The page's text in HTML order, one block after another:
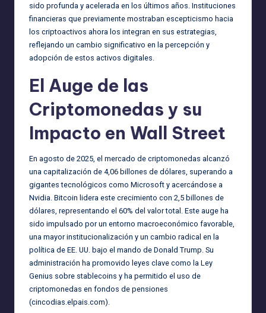
sido profunda y acelerada en los últimos años. Instituciones
financieras que previamente mostraban escepticismo hacia
los criptoactivos ahora los integran en sus estrategias,
reflejando un cambio significativo en la percepción y
adopción de estos activos digitales.
El Auge de las
Criptomonedas y su
Impacto en Wall Street
En agosto de 2025, el mercado de criptomonedas alcanzó
una capitalización de 4,06 billones de dólares, superando a
gigantes tecnológicos como Microsoft y acercándose a
Nvidia. Bitcoin lidera este crecimiento con 2,5 billones de
dólares, representando el 60% del valor total. Este auge ha
sido impulsado por un entorno macroeconómico favorable,
una mayor institucionalización y un cambio radical en la
política de EE. UU. bajo el mando de Donald Trump. Su
administración ha promovido leyes clave como la Ley
Genius sobre stablecoins y ha permitido el uso de
criptomonedas en fondos de pensiones
(cincodias.elpais.com)